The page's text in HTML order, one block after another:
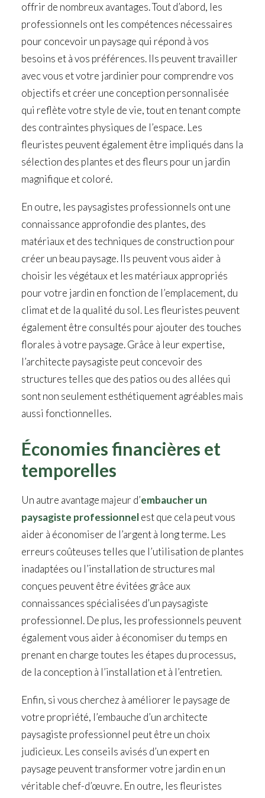
offrir de nombreux avantages. Tout d’abord, les
professionnels ont les compétences nécessaires
pour concevoir un paysage qui répond à vos
besoins et à vos préférences. Ils peuvent travailler
avec vous et votre jardinier pour comprendre vos
objectifs et créer une conception personnalisée
qui reflète votre style de vie, tout en tenant compte
des contraintes physiques de l’espace. Les
fleuristes peuvent également être impliqués dans la
sélection des plantes et des fleurs pour un jardin
magnifique et coloré.
En outre, les paysagistes professionnels ont une
connaissance approfondie des plantes, des
matériaux et des techniques de construction pour
créer un beau paysage. Ils peuvent vous aider à
choisir les végétaux et les matériaux appropriés
pour votre jardin en fonction de l’emplacement, du
climat et de la qualité du sol. Les fleuristes peuvent
également être consultés pour ajouter des touches
florales à votre paysage. Grâce à leur expertise,
l’architecte paysagiste peut concevoir des
structures telles que des patios ou des allées qui
sont non seulement esthétiquement agréables mais
aussi fonctionnelles.
Économies financières et
temporelles
Un autre avantage majeur d’embaucher un
paysagiste professionnelest que cela peut vous
aider à économiser de l’argent à long terme. Les
erreurs coûteuses telles que l’utilisation de plantes
inadaptées ou l’installation de structures mal
conçues peuvent être évitées grâce aux
connaissances spécialisées d’un paysagiste
professionnel. De plus, les professionnels peuvent
également vous aider à économiser du temps en
prenant en charge toutes les étapes du processus,
de la conception à l’installation et à l’entretien.
Enfin, si vous cherchez à améliorer le paysage de
votre propriété, l’embauche d’un architecte
paysagiste professionnel peut être un choix
judicieux. Les conseils avisés d’un expert en
paysage peuvent transformer votre jardin en un
véritable chef-d’œuvre. En outre, les fleuristes